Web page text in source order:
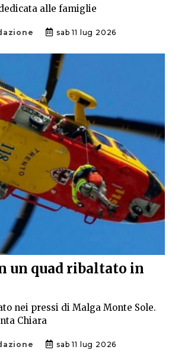
alle famiglie
sab 11 lug 2026
un quad ribaltato in
nei pressi di Malga Monte Sole.
Chiara
sab 11 lug 2026